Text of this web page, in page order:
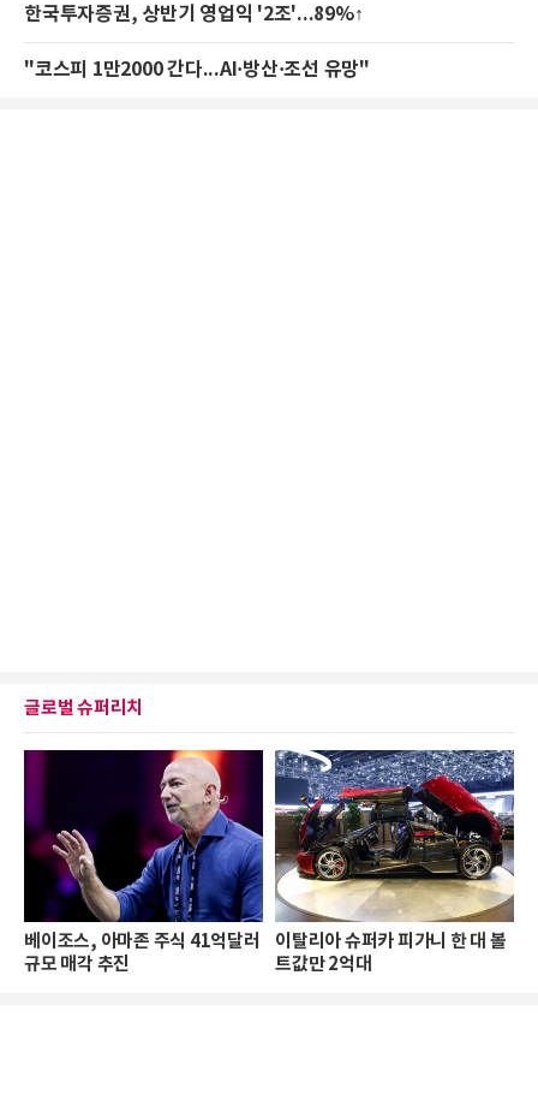
한국투자증권, 상반기 영업익 '2조'...89%↑
"코스피 1만2000 간다...AI·방산·조선 유망"
글로벌 슈퍼리치
베이조스, 아마존 주식 41억달러
규모 매각 추진
이탈리아 슈퍼카 피가니 한 대 볼
트값만 2억대